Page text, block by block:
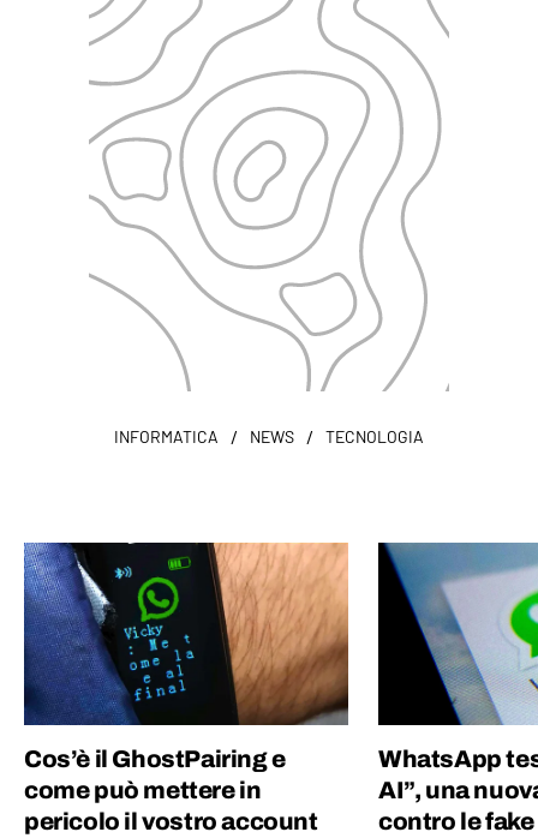
INFORMATICA / NEWS / TECNOLOGIA
Cos’è il GhostPairing e
come può mettere in
pericolo il vostro account
WhatsApp
AI”, una
contro le